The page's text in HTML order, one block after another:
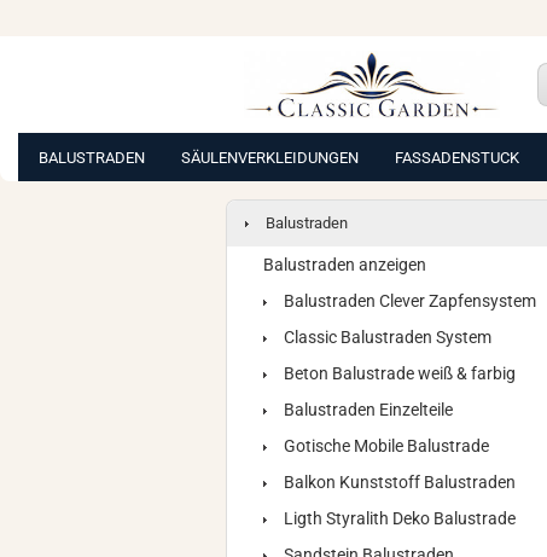
BALUSTRADEN SÄULENVERKLEIDUNGEN FASSADENSTUCK
Balustraden
Balustraden anzeigen
Balustraden Clever Zapfensystem
Classic Balustraden System
Beton Balustrade weiß & farbig
Balustraden Einzelteile
Gotische Mobile Balustrade
Balkon Kunststoff Balustraden
Ligth Styralith Deko Balustrade